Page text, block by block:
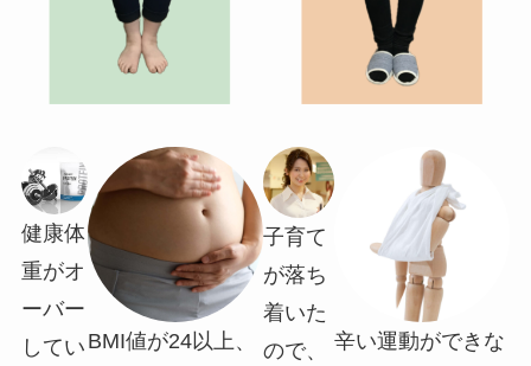
健康体
重がオ
ーバー
してい BMI値が24以上、
子育て
が落ち
着いた
ので、
辛い運動ができな